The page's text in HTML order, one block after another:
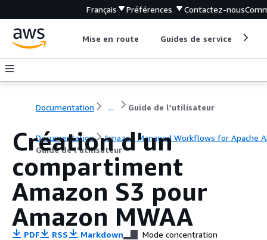
Français Préférences Contactez-nous
Mise en route Guides de service
Documentation ... Guide de l’utilisateur
Documentation
Amazon Managed Workflows for Apache
Guide de l’utilisateur
Création d'un
compartiment
Amazon S3 pour
Amazon MWAA
PDF RSS Markdown Mode concentration